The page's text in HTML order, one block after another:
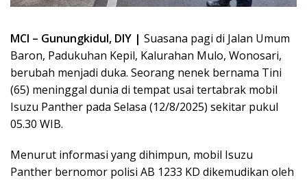
MCI – Gunungkidul, DIY | Suasana pagi di Jalan Umum
Baron, Padukuhan Kepil, Kalurahan Mulo, Wonosari,
berubah menjadi duka. Seorang nenek bernama Tini
(65) meninggal dunia di tempat usai tertabrak mobil
Isuzu Panther pada Selasa (12/8/2025) sekitar pukul
05.30 WIB.
Menurut informasi yang dihimpun, mobil Isuzu
Panther bernomor polisi AB 1233 KD dikemudikan oleh